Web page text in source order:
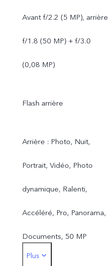
Avant f/2.2 (5 MP), arrière
f/1.8 (50 MP) + f/3.0
(0,08 MP)
Flash arrière
Arrière : Photo, Nuit,
Portrait, Vidéo, Photo
dynamique, Ralenti,
Accéléré, Pro, Panorama,
Documents, 50 MP
Avant : Photo, Nuit,
Plus